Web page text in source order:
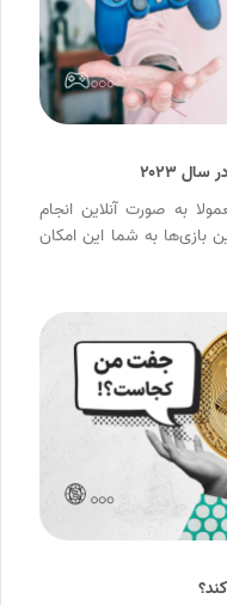
۲۰۲۳
به صورت آنلاین انجام
بازی‌ها به شما این امکان